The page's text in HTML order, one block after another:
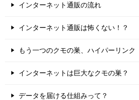
インターネット通販の流れ
インターネット通販は怖くない！？
もう一つのクモの巣、ハイパーリンク
インターネットは巨大なクモの巣？
データを届ける仕組みって？